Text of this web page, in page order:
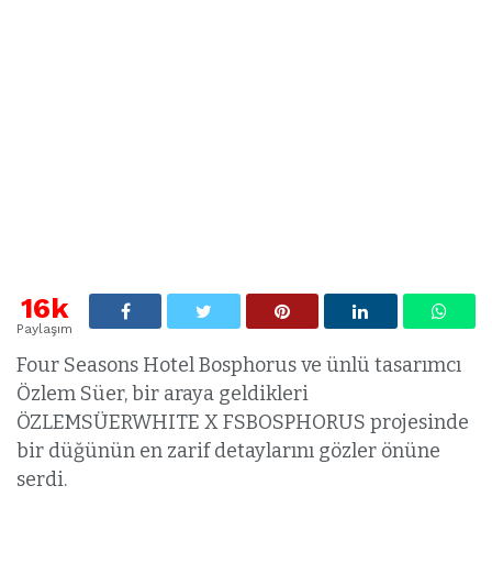
16k
Paylaşım
Four Seasons Hotel Bosphorus ve ünlü tasarımcı
Özlem Süer, bir araya geldikleri
ÖZLEMSÜERWHITE X FSBOSPHORUS projesinde
bir düğünün en zarif detaylarını gözler önüne
serdi.